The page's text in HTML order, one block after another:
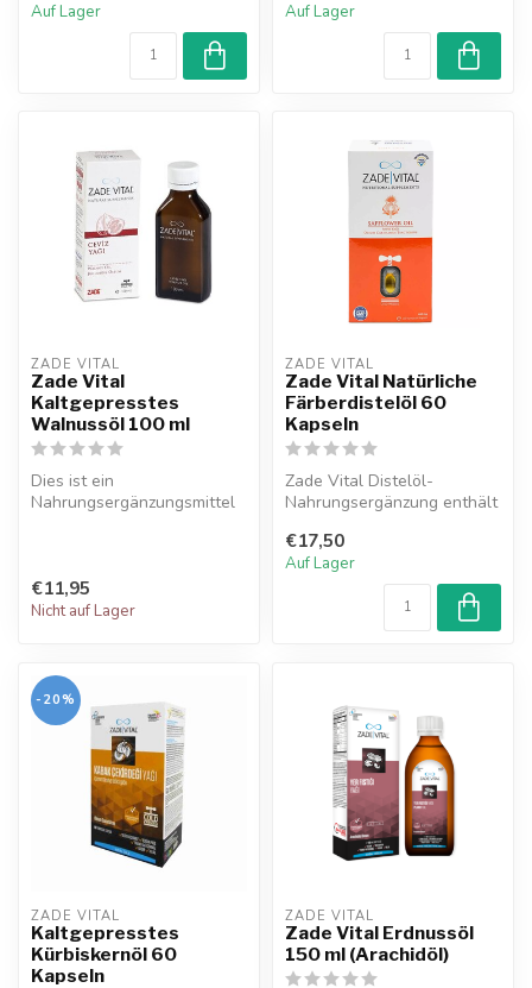
Auf Lager Auf Lager
ZADE VITAL
Zade Vital
Kaltgepresstes
Walnussöl 100 ml
Dies ist ein
Nahrungsergänzungsmittel
€11,95
Nicht auf Lager
ZADE VITAL
Zade Vital Natürliche
Färberdistelöl 60
Kapseln
Zade Vital Distelöl-
Nahrungsergänzung enthält
Fettsäure...
€17,50
Auf Lager
-20%
ZADE VITAL
Kaltgepresstes
Kürbiskernöl 60
Kapseln
ZADE VITAL
Zade Vital Erdnussöl
150 ml (Arachidöl)